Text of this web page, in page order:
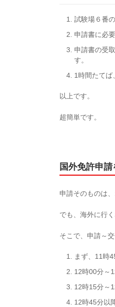
試験場６番
申請書に必
申請書の受
す。
1時間たてば
以上です。
超簡単です。
国外免許申
申請そのものは
でも、海外に行
そこで、申請～
まず、11時
12時00分～
12時15分～
12時45分以